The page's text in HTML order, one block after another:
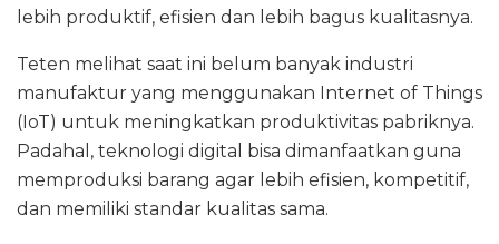
lebih produktif, efisien dan lebih bagus kualitasnya.
Teten melihat saat ini belum banyak industri
manufaktur yang menggunakan Internet of Things
(IoT) untuk meningkatkan produktivitas pabriknya.
Padahal, teknologi digital bisa dimanfaatkan guna
memproduksi barang agar lebih efisien, kompetitif,
dan memiliki standar kualitas sama.